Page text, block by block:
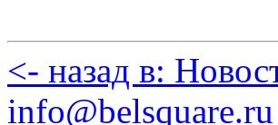
<- назад в:
info@belsquare.ru